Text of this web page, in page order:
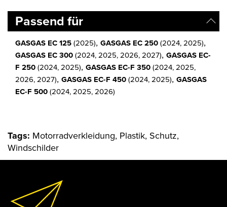
Passend für
GASGAS EC 125(2025), GASGAS EC 250(2024, 2025),
GASGAS EC 300(2024, 2025, 2026, 2027), GASGAS EC-
F 250(2024, 2025), GASGAS EC-F 350(2024, 2025,
2026, 2027), GASGAS EC-F 450(2024, 2025), GASGAS
EC-F 500(2024, 2025, 2026)
Tags: Motorradverkleidung, Plastik, Schutz,
Windschilder